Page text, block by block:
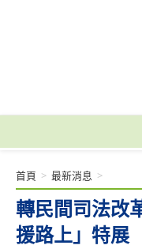
轉民間司法改
援路上」特展
首頁 > 最新消息 >